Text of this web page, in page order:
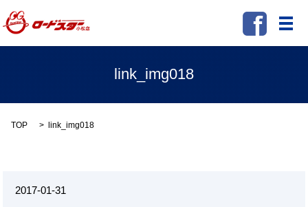
メ
link_img018
TOP link_img018
2017-01-31